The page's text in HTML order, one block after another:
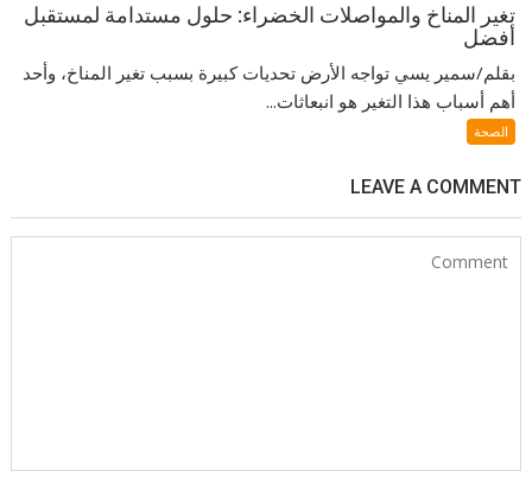
تغير المناخ والمواصلات الخضراء: حلول مستدامة لمستقبل
أفضل
بقلم/سمير يسي تواجه الأرض تحديات كبيرة بسبب تغير المناخ، وأحد
أهم أسباب هذا التغير هو انبعاثات...
الصحة
LEAVE A COMMENT